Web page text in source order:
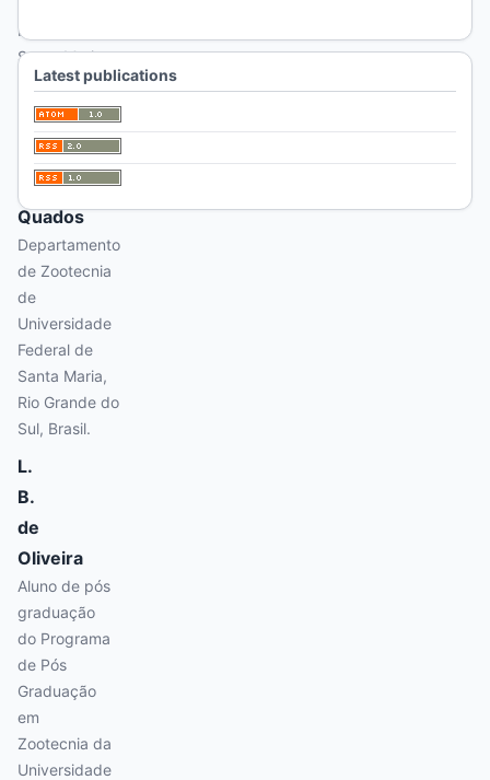
Federal de
Santa Maria
de
Quados
Departamento
de Zootecnia
de
Universidade
Federal de
Santa Maria,
Rio Grande do
Sul, Brasil.
L.
B.
de
Oliveira
Aluno de pós
graduação
do Programa
de Pós
Graduação
em
Zootecnia da
Universidade
Latest publications